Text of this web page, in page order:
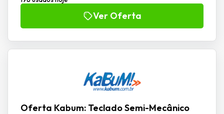
Ver Oferta
Oferta Kabum: Teclado Semi-Mecânico